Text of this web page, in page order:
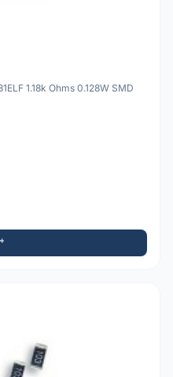
1.18k Ohms 0.128W SMD